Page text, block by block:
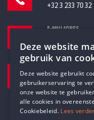
+32 3 233 70 32
E-MAILADRES
Pottenbrug 4
Antwerpen,
Deze website
gebruik van
Deze website gebruikt
gebruikerservaring te
onze website te
alle cookies in
Cookiebeleid. Lees verder